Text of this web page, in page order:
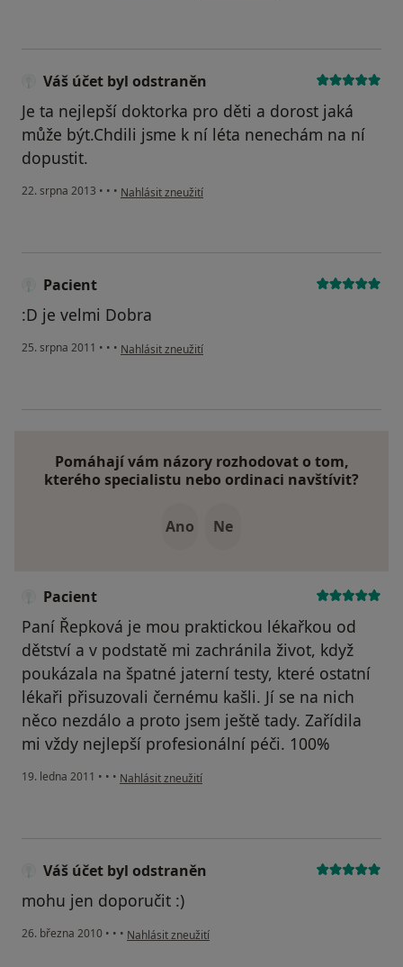
Váš účet byl odstraněn
Je ta nejlepší doktorka pro děti a dorost jaká
může být.Chdili jsme k ní léta nenechám na ní
dopustit.
22. srpna 2013 • • • podle názoru uživatele Váš účet byl odstraněn
Nahlásit zneužití
Pacient
:D je velmi Dobra
25. srpna 2011 • • • podle názoru uživatele Pacient
Nahlásit zneužití
Pomáhají vám názory rozhodovat o tom,
kterého specialistu nebo ordinaci navštívit?
Ano Ne
Pacient
Paní Řepková je mou praktickou lékařkou od
dětství a v podstatě mi zachránila život, když
poukázala na špatné jaterní testy, které ostatní
lékaři přisuzovali černému kašli. Jí se na nich
něco nezdálo a proto jsem ještě tady. Zařídila
mi vždy nejlepší profesionální péči. 100%
19. ledna 2011 • • • podle názoru uživatele Pacient
Nahlásit zneužití
Váš účet byl odstraněn
mohu jen doporučit :)
26. března 2010 • • • podle názoru uživatele Váš účet byl odstraněn
Nahlásit zneužití